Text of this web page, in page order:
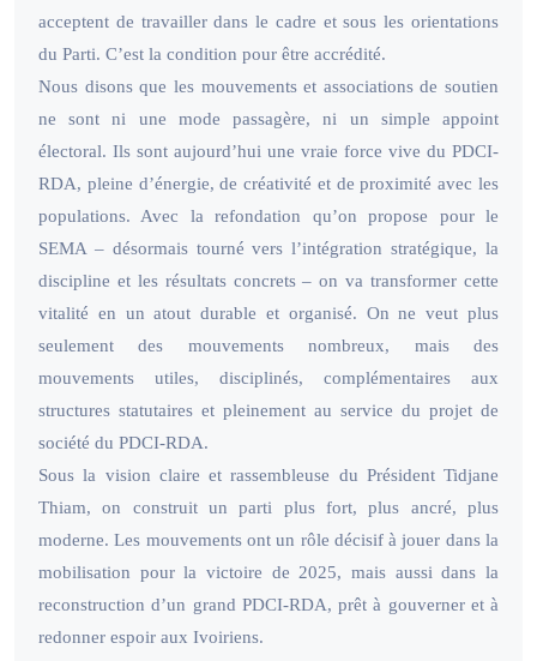
acceptent de travailler dans le cadre et sous les orientations
du Parti. C’est la condition pour être accrédité.
Nous disons que les mouvements et associations de soutien
ne sont ni une mode passagère, ni un simple appoint
électoral. Ils sont aujourd’hui une vraie force vive du PDCI-
RDA, pleine d’énergie, de créativité et de proximité avec les
populations. Avec la refondation qu’on propose pour le
SEMA – désormais tourné vers l’intégration stratégique, la
discipline et les résultats concrets – on va transformer cette
vitalité en un atout durable et organisé. On ne veut plus
seulement des mouvements nombreux, mais des
mouvements utiles, disciplinés, complémentaires aux
structures statutaires et pleinement au service du projet de
société du PDCI-RDA.
Sous la vision claire et rassembleuse du Président Tidjane
Thiam, on construit un parti plus fort, plus ancré, plus
moderne. Les mouvements ont un rôle décisif à jouer dans la
mobilisation pour la victoire de 2025, mais aussi dans la
reconstruction d’un grand PDCI-RDA, prêt à gouverner et à
redonner espoir aux Ivoiriens.